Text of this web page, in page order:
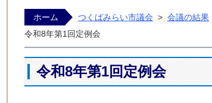
つくばみらい市議会ホームページ
ホーム つくばみらい市議会 > 会議の結果
令和8年第1回定例会
令和8年第1回定例会